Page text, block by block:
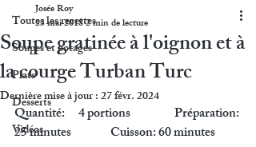
Toutes les recettes
Soupes et potages
Plats
Desserts
Vidéos
Soupe gratinée à l'oignon et à
la courge Turban Turc
Josée Roy
23 mai 20182 min de lecture
Dernière mise à jour :27 févr. 2024
Quantité: 	4 portions		Préparation:
25 minutes		Cuisson: 60 minutes